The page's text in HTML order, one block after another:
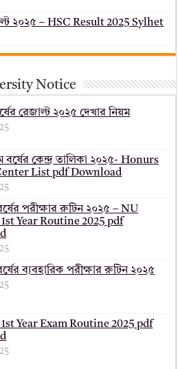
২০২৫ – HSC Result 2025 Sylhet
Notice
রেজাল্ট ২০২৫ দেখার নিয়ম
বর্ষের কেন্দ্র তালিকা ২০২৫- Honurs
List pdf Download
পরীক্ষার রুটিন ২০২৫ – NU
Year Routine 2025 pdf
ব্যবহারিক পরীক্ষার ‍রুটিন ২০২৫
Year Exam Routine 2025 pdf